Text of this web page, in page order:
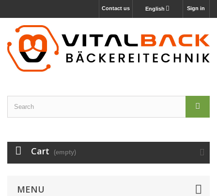
Sign in
English
Contact us
Cart (empty)
MENU